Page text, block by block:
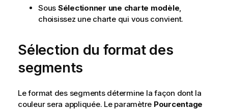
Sous Sélectionner une charte modèle
choisissez une charte qui vous convient.
Sélection du format des
segments
Le format des segments détermine la façon dont la
couleur sera appliquée. Le paramètre Pourcentage